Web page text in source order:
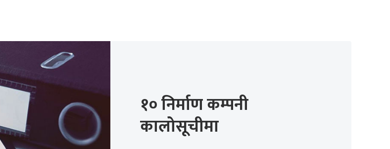
१० निर्माण कम्पनी
कालोसूचीमा